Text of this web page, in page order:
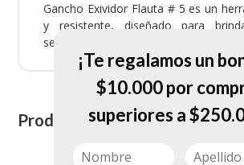
Gancho Exividor Flauta # 5 es un
y resistente, diseñado para
seguridad y funcionalidad en
Productos relacionados
¡Te regalamos un
$10.000 por
superiores a